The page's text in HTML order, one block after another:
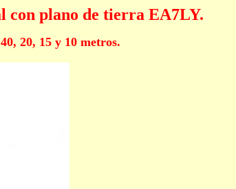
con plano de tierra EA7LY.
20, 15 y 10 metros.